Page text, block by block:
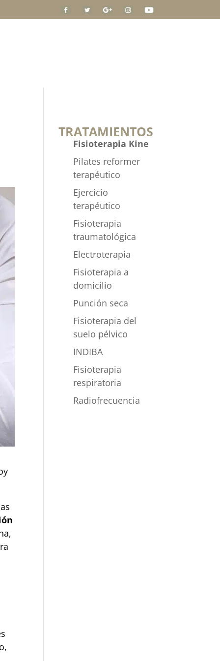
TRATAMIENTOS
Fisioterapia Kine
Pilates reformer
terapéutico
Ejercicio
terapéutico
Fisioterapia
traumatológica
Electroterapia
Fisioterapia a
domicilio
Punción seca
Fisioterapia del
suelo pélvico
INDIBA
Fisioterapia
respiratoria
Radiofrecuencia